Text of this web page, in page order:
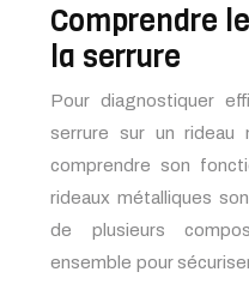
Comprendre
la serrure
Pour diagnostiquer
serrure sur un rideau
comprendre son
rideaux métalliques
de plusieurs
ensemble pour